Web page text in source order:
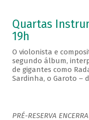
Quartas
19h
O violonista e
segundo álbum,
de gigantes como
Sardinha, o Garoto –
PRÉ-RESERVA